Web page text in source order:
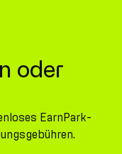
oder
EarnPark-